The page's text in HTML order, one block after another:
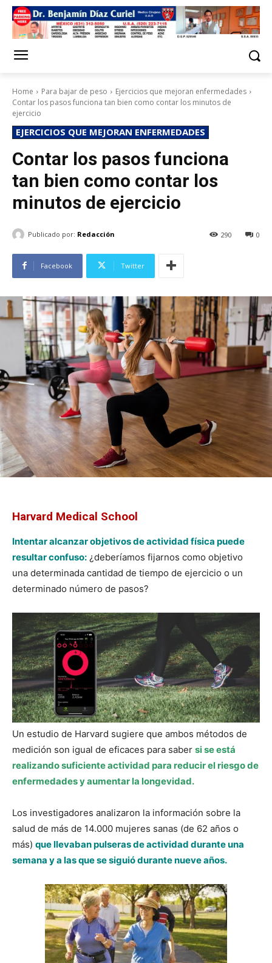
Home Para bajar de peso
Ejercicios que mejoran enfermedades
Contar los pasos funciona tan bien como contar los minutos de
ejercicio
EJERCICIOS QUE MEJORAN ENFERMEDADES
Contar los pasos funciona
tan bien como contar los
minutos de ejercicio
Publicado por: Redacción 0
290
Facebook Twitter
Harvard Medical School
Intentar alcanzar objetivos de actividad física puede
resultar confuso: ¿deberíamos fijarnos como objetivo
una determinada cantidad de tiempo de ejercicio o un
determinado número de pasos?
Un estudio de Harvard sugiere que ambos métodos de
medición son igual de eficaces para saber si se está
realizando suficiente actividad para reducir el riesgo de
enfermedades y aumentar la longevidad.
Los investigadores analizaron la información sobre la
salud de más de 14.000 mujeres sanas (de 62 años o
más) que llevaban pulseras de actividad durante una
semana y a las que se siguió durante nueve años.